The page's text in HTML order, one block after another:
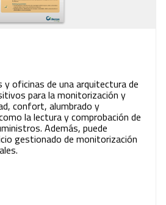
y oficinas de una arquitectura de
para la monitorización y
confort, alumbrado y
la lectura y comprobación de
Además, puede
gestionado de monitorización